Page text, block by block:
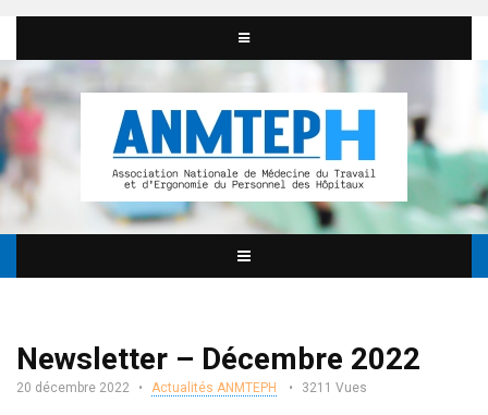
Newsletter – Décembre 2022
20 décembre 2022 Actualités ANMTEPH 3211 Vues